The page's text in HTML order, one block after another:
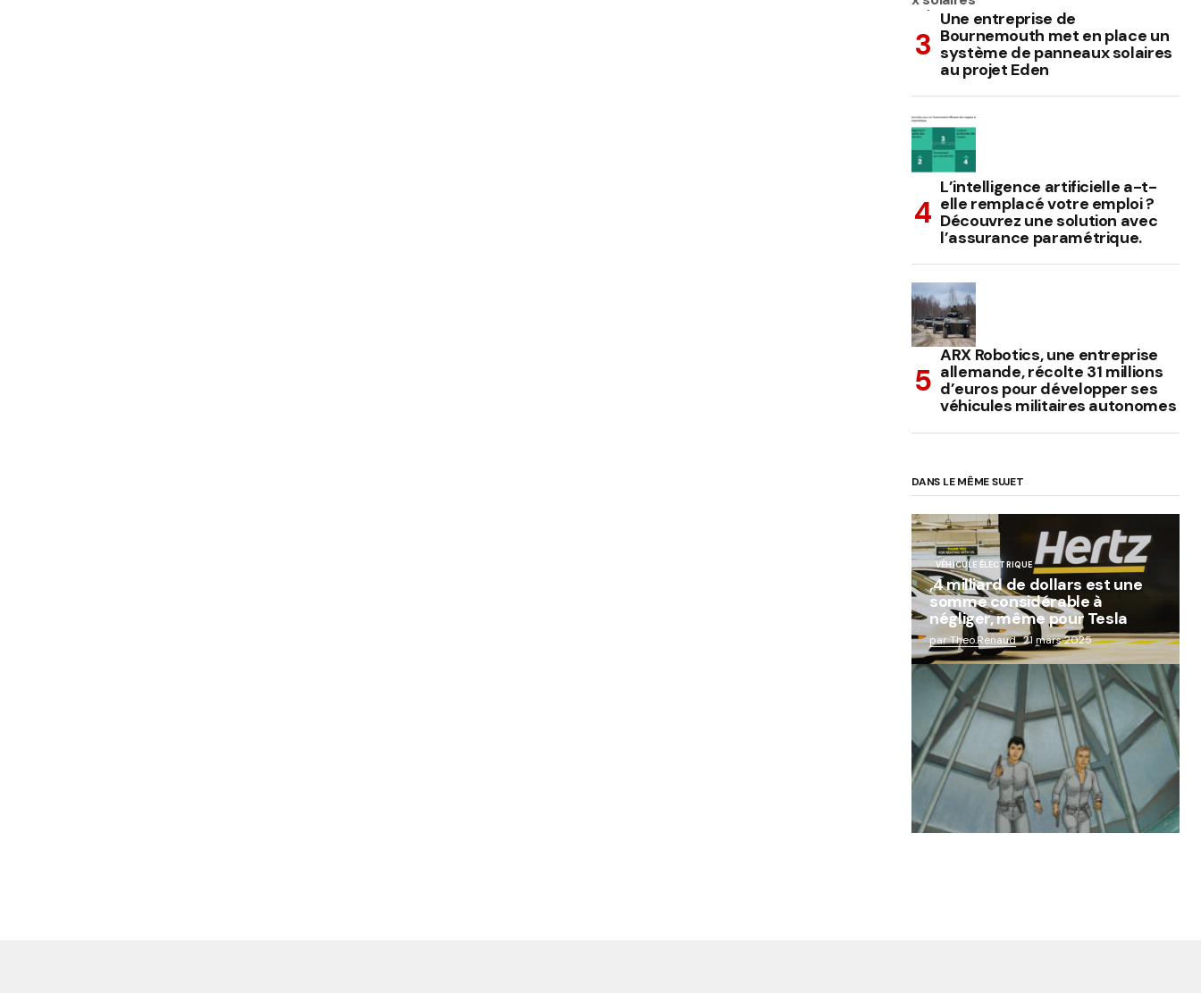
Une entreprise de
Bournemouth met en place un
système de panneaux solaires
au projet Eden
L’intelligence artificielle a-t-
elle remplacé votre emploi ?
Découvrez une solution avec
l’assurance paramétrique.
ARX Robotics, une entreprise
allemande, récolte 31 millions
d’euros pour développer ses
véhicules militaires autonomes
DANS LE MÊME SUJET
VÉHICULE ÉLECTRIQUE
,4 milliard de dollars est une
somme considérable à
négliger, même pour Tesla
par Theo.Renaud 21 mars 2025
« Abandon des géants de la
robotique : Aldebaran, l’icône
française laissée à l’oubli »
par Lucie Dubois 18 mars 2025